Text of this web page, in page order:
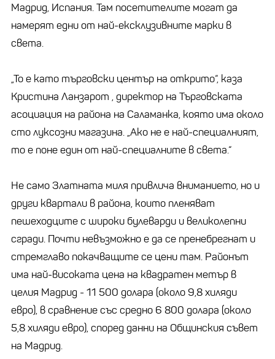
Мадрид, Испания. Там посетителите могат да
намерят едни от най-ексклузивните марки в
света.
„То е като търговски център на открито“, каза
Кристина Ланзарот , директор на Търговската
асоциация на района на Саламанка, която има около
сто луксозни магазина. „Ако не е най-специалният,
то е поне един от най-специалните в света.“
Не само Златната миля привлича вниманието, но и
други квартали в района, които пленяват
пешеходците с широки булеварди и великолепни
сгради. Почти невъзможно е да се пренебрегнат и
стремглаво покачващите се цени там. Районът
има най-високата цена на квадратен метър в
целия Мадрид - 11 500 долара (около 9,8 хиляди
евро), в сравнение със средно 6 800 долара (около
5,8 хиляди евро), според данни на Общинския съвет
на Мадрид.